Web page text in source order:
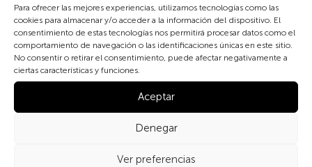
Para ofrecer las mejores experiencias, utilizamos tecnologías como las
cookies para almacenar y/o acceder a la información del dispositivo. El
consentimiento de estas tecnologías nos permitirá procesar datos como el
comportamiento de navegación o las identificaciones únicas en este sitio.
No consentir o retirar el consentimiento, puede afectar negativamente a
ciertas características y funciones.
Aceptar
Denegar
Ver preferencias
Suscribete a nuestra newsletter
Al marcar la casilla y enviar este formulario, usted
consiente expresamente el tratamiento de sus datos
personales conforme a la normativa vigente en
particular, de acuerdo con lo dispuesto en el
Reglamento (UE) 2016/679 del Parlamento Europeo y